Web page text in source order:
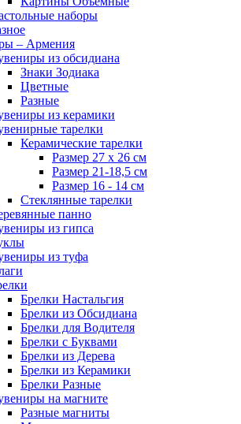
наборы
– Армения
из обсидиана
Знаки Зодиака
Цветные
Разные
из керамики
тарелки
Керамические тарелки
Размер 27 х 26 см
Размер 21-18,5 см
Размер 16 - 14 см
Стеклянные тарелки
панно
из гипса
из туфа
Брелки Настальгия
Брелки из Обсидиана
Брелки для Водителя
Брелки с Буквами
Брелки из Дерева
Брелки из Керамики
Брелки Разные
на магните
Разные магниты